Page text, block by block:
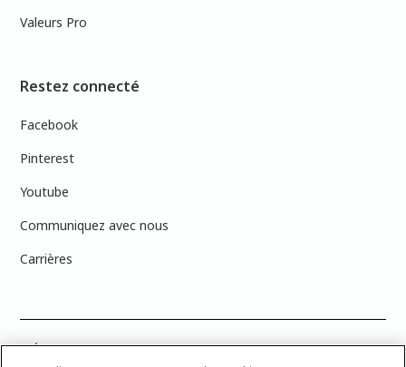
Valeurs Pro
Restez connecté
Facebook
Pinterest
Youtube
Communiquez avec nous
Carrières
PRÉCISION DES COULEURS : Veuillez noter que les couleurs affichées à